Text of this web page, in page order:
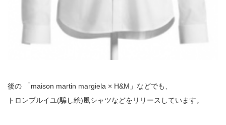
後の 「maison martin margiela × H&M」などでも、
トロンプルイユ(騙し絵)風シャツなどをリリースしています。